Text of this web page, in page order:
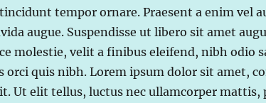
tempor ornare. Praesent a enim vel
augue. Suspendisse ut libero sit amet
molestie, velit a finibus eleifend, nibh odio
orci quis nibh. Lorem ipsum dolor sit amet,
Ut elit tellus, luctus nec ullamcorper mattis,